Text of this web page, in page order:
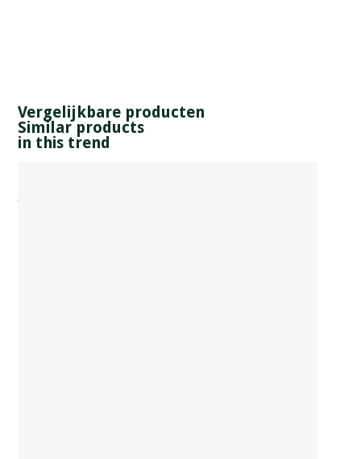
Vergelijkbare producten
Similar products
in this trend